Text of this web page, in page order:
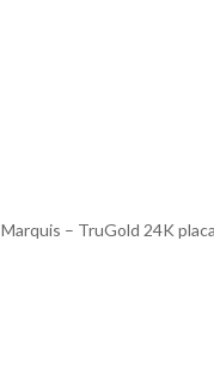
Marquis – TruGold 24K